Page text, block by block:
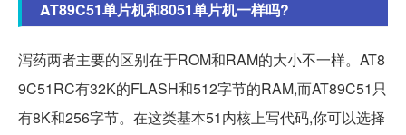
AT89C51单片机和8051单片机一样吗?
泻药两者主要的区别在于ROM和RAM的大小不一样。AT8
9C51RC有32K的FLASH和512字节的RAM,而AT89C51只
有8K和256字节。在这类基本51内核上写代码,你可以选择